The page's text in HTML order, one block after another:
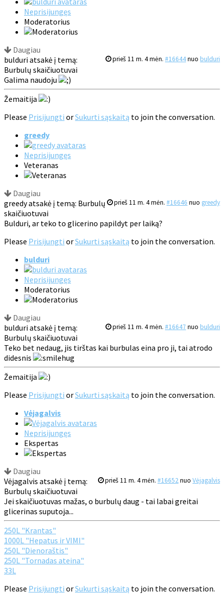
Neprisijungęs
Moderatorius
Daugiau
prieš 11 m. 4 mėn. #16644nuo bulduri
bulduri atsakė į temą:
Burbulų skaičiuotuvai
Galima naudoju
Žemaitija
Please Prisijungti orSukurti sąskaitą to join the conversation.
greedy
Neprisijungęs
Veteranas
Daugiau
prieš 11 m. 4 mėn. #16646 nuo greedy
greedy atsakė į temą: Burbulų
skaičiuotuvai
Bulduri, ar teko to glicerino papildyt per laiką?
Please Prisijungti orSukurti sąskaitą to join the conversation.
bulduri
Neprisijungęs
Moderatorius
Daugiau
prieš 11 m. 4 mėn. #16647 nuo bulduri
bulduri atsakė į temą:
Burbulų skaičiuotuvai
Teko bet nedaug, jis tirštas kai burbulas eina pro ji, tai atrodo
didesnis
Žemaitija
Please Prisijungti orSukurti sąskaitą to join the conversation.
Vėjagalvis
Neprisijungęs
Ekspertas
Daugiau
prieš 11 m. 4 mėn. #16652nuo Vėjagalvis
Vėjagalvis atsakė į temą:
Burbulų skaičiuotuvai
Jei skaičiuotuvas mažas, o burbulų daug - tai labai greitai
glicerinas suputoja...
250L "Krantas"
1000L "Hepatus ir VIMI"
250L "Dienoraštis"
250L "Tornadas ateina"
33L
Please Prisijungti orSukurti sąskaitą to join the conversation.